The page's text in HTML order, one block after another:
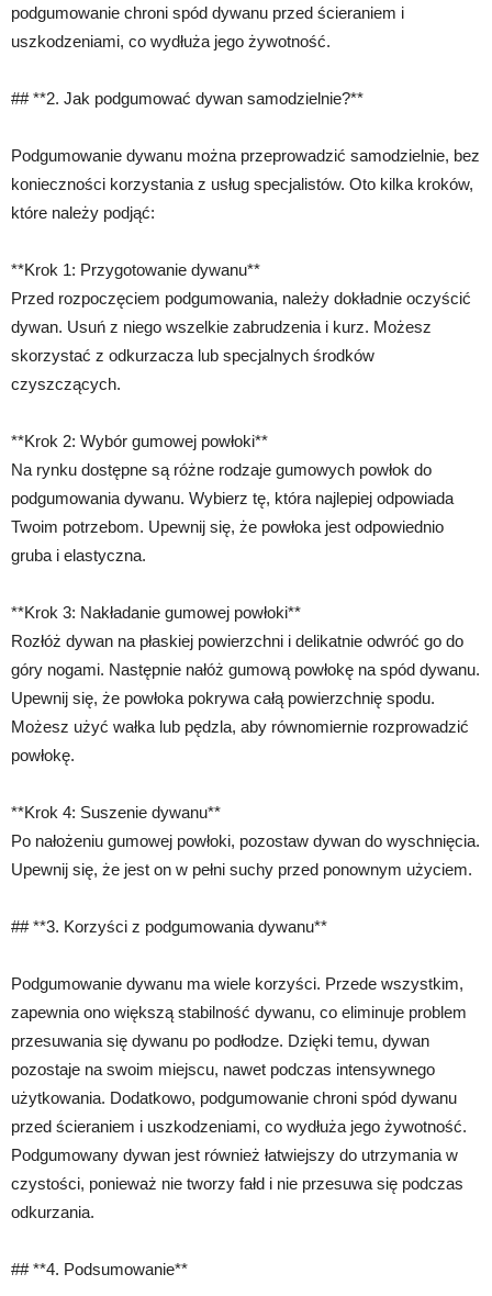
podgumowanie chroni spód dywanu przed ścieraniem i
uszkodzeniami, co wydłuża jego żywotność.
## **2. Jak podgumować dywan samodzielnie?**
Podgumowanie dywanu można przeprowadzić samodzielnie, bez
konieczności korzystania z usług specjalistów. Oto kilka kroków,
które należy podjąć:
**Krok 1: Przygotowanie dywanu**
Przed rozpoczęciem podgumowania, należy dokładnie oczyścić
dywan. Usuń z niego wszelkie zabrudzenia i kurz. Możesz
skorzystać z odkurzacza lub specjalnych środków
czyszczących.
**Krok 2: Wybór gumowej powłoki**
Na rynku dostępne są różne rodzaje gumowych powłok do
podgumowania dywanu. Wybierz tę, która najlepiej odpowiada
Twoim potrzebom. Upewnij się, że powłoka jest odpowiednio
gruba i elastyczna.
**Krok 3: Nakładanie gumowej powłoki**
Rozłóż dywan na płaskiej powierzchni i delikatnie odwróć go do
góry nogami. Następnie nałóż gumową powłokę na spód dywanu.
Upewnij się, że powłoka pokrywa całą powierzchnię spodu.
Możesz użyć wałka lub pędzla, aby równomiernie rozprowadzić
powłokę.
**Krok 4: Suszenie dywanu**
Po nałożeniu gumowej powłoki, pozostaw dywan do wyschnięcia.
Upewnij się, że jest on w pełni suchy przed ponownym użyciem.
## **3. Korzyści z podgumowania dywanu**
Podgumowanie dywanu ma wiele korzyści. Przede wszystkim,
zapewnia ono większą stabilność dywanu, co eliminuje problem
przesuwania się dywanu po podłodze. Dzięki temu, dywan
pozostaje na swoim miejscu, nawet podczas intensywnego
użytkowania. Dodatkowo, podgumowanie chroni spód dywanu
przed ścieraniem i uszkodzeniami, co wydłuża jego żywotność.
Podgumowany dywan jest również łatwiejszy do utrzymania w
czystości, ponieważ nie tworzy fałd i nie przesuwa się podczas
odkurzania.
## **4. Podsumowanie**